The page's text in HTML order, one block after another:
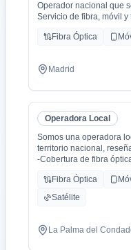
Operador nacional que
Servicio de fibra, móvil y
Fibra Óptica
Madrid
Operadora Local
Somos una operadora
territorio nacional,
-Cobertura de fibra
-Cobertura movil con
-TV con todo el deporte
series como Netflix,
-También somos
con la mayor red de
Fibra Óptica
Satélite
La Palma del